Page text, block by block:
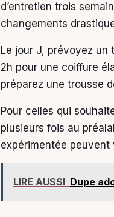
d’entretien trois
changements
Le jour J, prévoyez
2h pour une coiffure
préparez une trousse
Pour celles qui
plusieurs fois au
expérimentée
LIRE AUSSI Dupe